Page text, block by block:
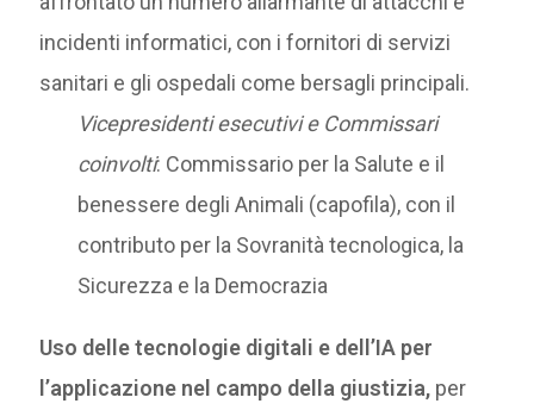
incidenti informatici, con i fornitori di servizi
sanitari e gli ospedali come bersagli principali.
Vicepresidenti esecutivi e Commissari
coinvolti: Commissario per la Salute e il
benessere degli Animali (capofila), con il
contributo per la Sovranità tecnologica, la
Sicurezza e la Democrazia
Uso delle tecnologie digitali e dell’IA per
l’applicazione nel campo della giustizia, per